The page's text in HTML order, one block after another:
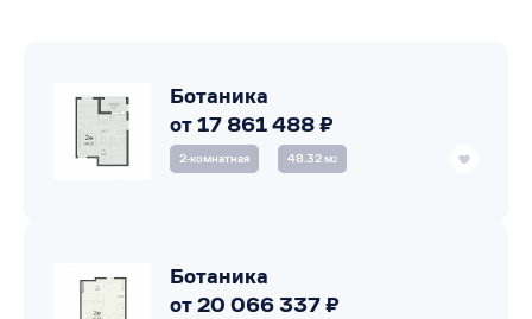
Ботаника
от 17 861 488 ₽
2‑комнатная 48.32 м2
Ботаника
от 20 066 337 ₽